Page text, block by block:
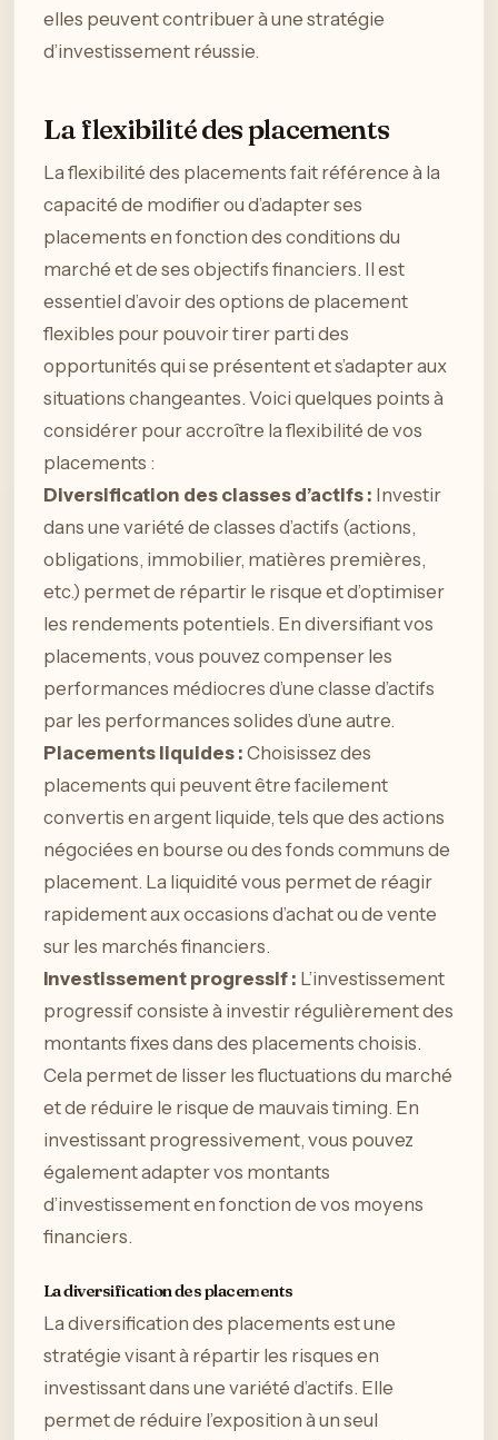
elles peuvent contribuer à une stratégie
d’investissement réussie.
La flexibilité des placements
La flexibilité des placements fait référence à la
capacité de modifier ou d’adapter ses
placements en fonction des conditions du
marché et de ses objectifs financiers. Il est
essentiel d’avoir des options de placement
flexibles pour pouvoir tirer parti des
opportunités qui se présentent et s’adapter aux
situations changeantes. Voici quelques points à
considérer pour accroître la flexibilité de vos
placements :
Diversification des classes d’actifs : Investir
dans une variété de classes d’actifs (actions,
obligations, immobilier, matières premières,
etc.) permet de répartir le risque et d’optimiser
les rendements potentiels. En diversifiant vos
placements, vous pouvez compenser les
performances médiocres d’une classe d’actifs
par les performances solides d’une autre.
Placements liquides : Choisissez des
placements qui peuvent être facilement
convertis en argent liquide, tels que des actions
négociées en bourse ou des fonds communs de
placement. La liquidité vous permet de réagir
rapidement aux occasions d’achat ou de vente
sur les marchés financiers.
Investissement progressif : L’investissement
progressif consiste à investir régulièrement des
montants fixes dans des placements choisis.
Cela permet de lisser les fluctuations du marché
et de réduire le risque de mauvais timing. En
investissant progressivement, vous pouvez
également adapter vos montants
d’investissement en fonction de vos moyens
financiers.
La diversification des placements
La diversification des placements est une
stratégie visant à répartir les risques en
investissant dans une variété d’actifs. Elle
permet de réduire l’exposition à un seul